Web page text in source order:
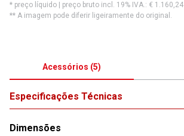
* preço líquido | preço bruto incl. 19% IVA.: € 1.160,24
** A imagem pode diferir ligeiramente do original.
Acessórios (5)
Especificações Técnicas
Dimensões